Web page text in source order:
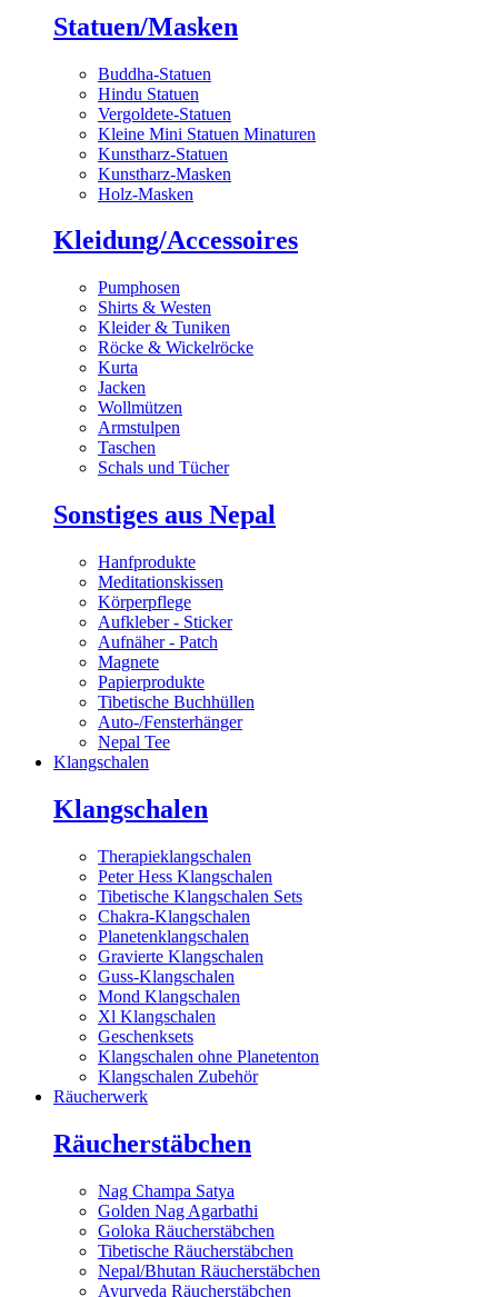
Statuen/Masken
Buddha-Statuen
Hindu Statuen
Vergoldete-Statuen
Kleine Mini Statuen Minaturen
Kunstharz-Statuen
Kunstharz-Masken
Holz-Masken
Kleidung/Accessoires
Pumphosen
Shirts & Westen
Kleider & Tuniken
Röcke & Wickelröcke
Kurta
Jacken
Wollmützen
Armstulpen
Taschen
Schals und Tücher
Sonstiges aus Nepal
Hanfprodukte
Meditationskissen
Körperpflege
Aufkleber - Sticker
Aufnäher - Patch
Magnete
Papierprodukte
Tibetische Buchhüllen
Auto-/Fensterhänger
Nepal Tee
Klangschalen
Klangschalen
Therapieklangschalen
Peter Hess Klangschalen
Tibetische Klangschalen Sets
Chakra-Klangschalen
Planetenklangschalen
Gravierte Klangschalen
Guss-Klangschalen
Mond Klangschalen
Xl Klangschalen
Geschenksets
Klangschalen ohne Planetenton
Klangschalen Zubehör
Räucherwerk
Räucherstäbchen
Nag Champa Satya
Golden Nag Agarbathi
Goloka Räucherstäbchen
Tibetische Räucherstäbchen
Nepal/Bhutan Räucherstäbchen
Ayurveda Räucherstäbchen